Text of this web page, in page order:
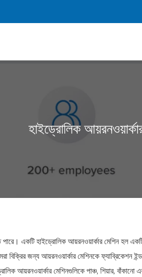
হাইড্রোলিক
একটি হাইড্রোলিক আয়রনওয়ার্কার মেশিন হল
জন্য আয়রনওয়ার্কার মেশিনকে ফ্যাব্রিকেশন
আয়রনওয়ার্কার মেশিনগুলিকে পাঞ্চ, শিয়ার,